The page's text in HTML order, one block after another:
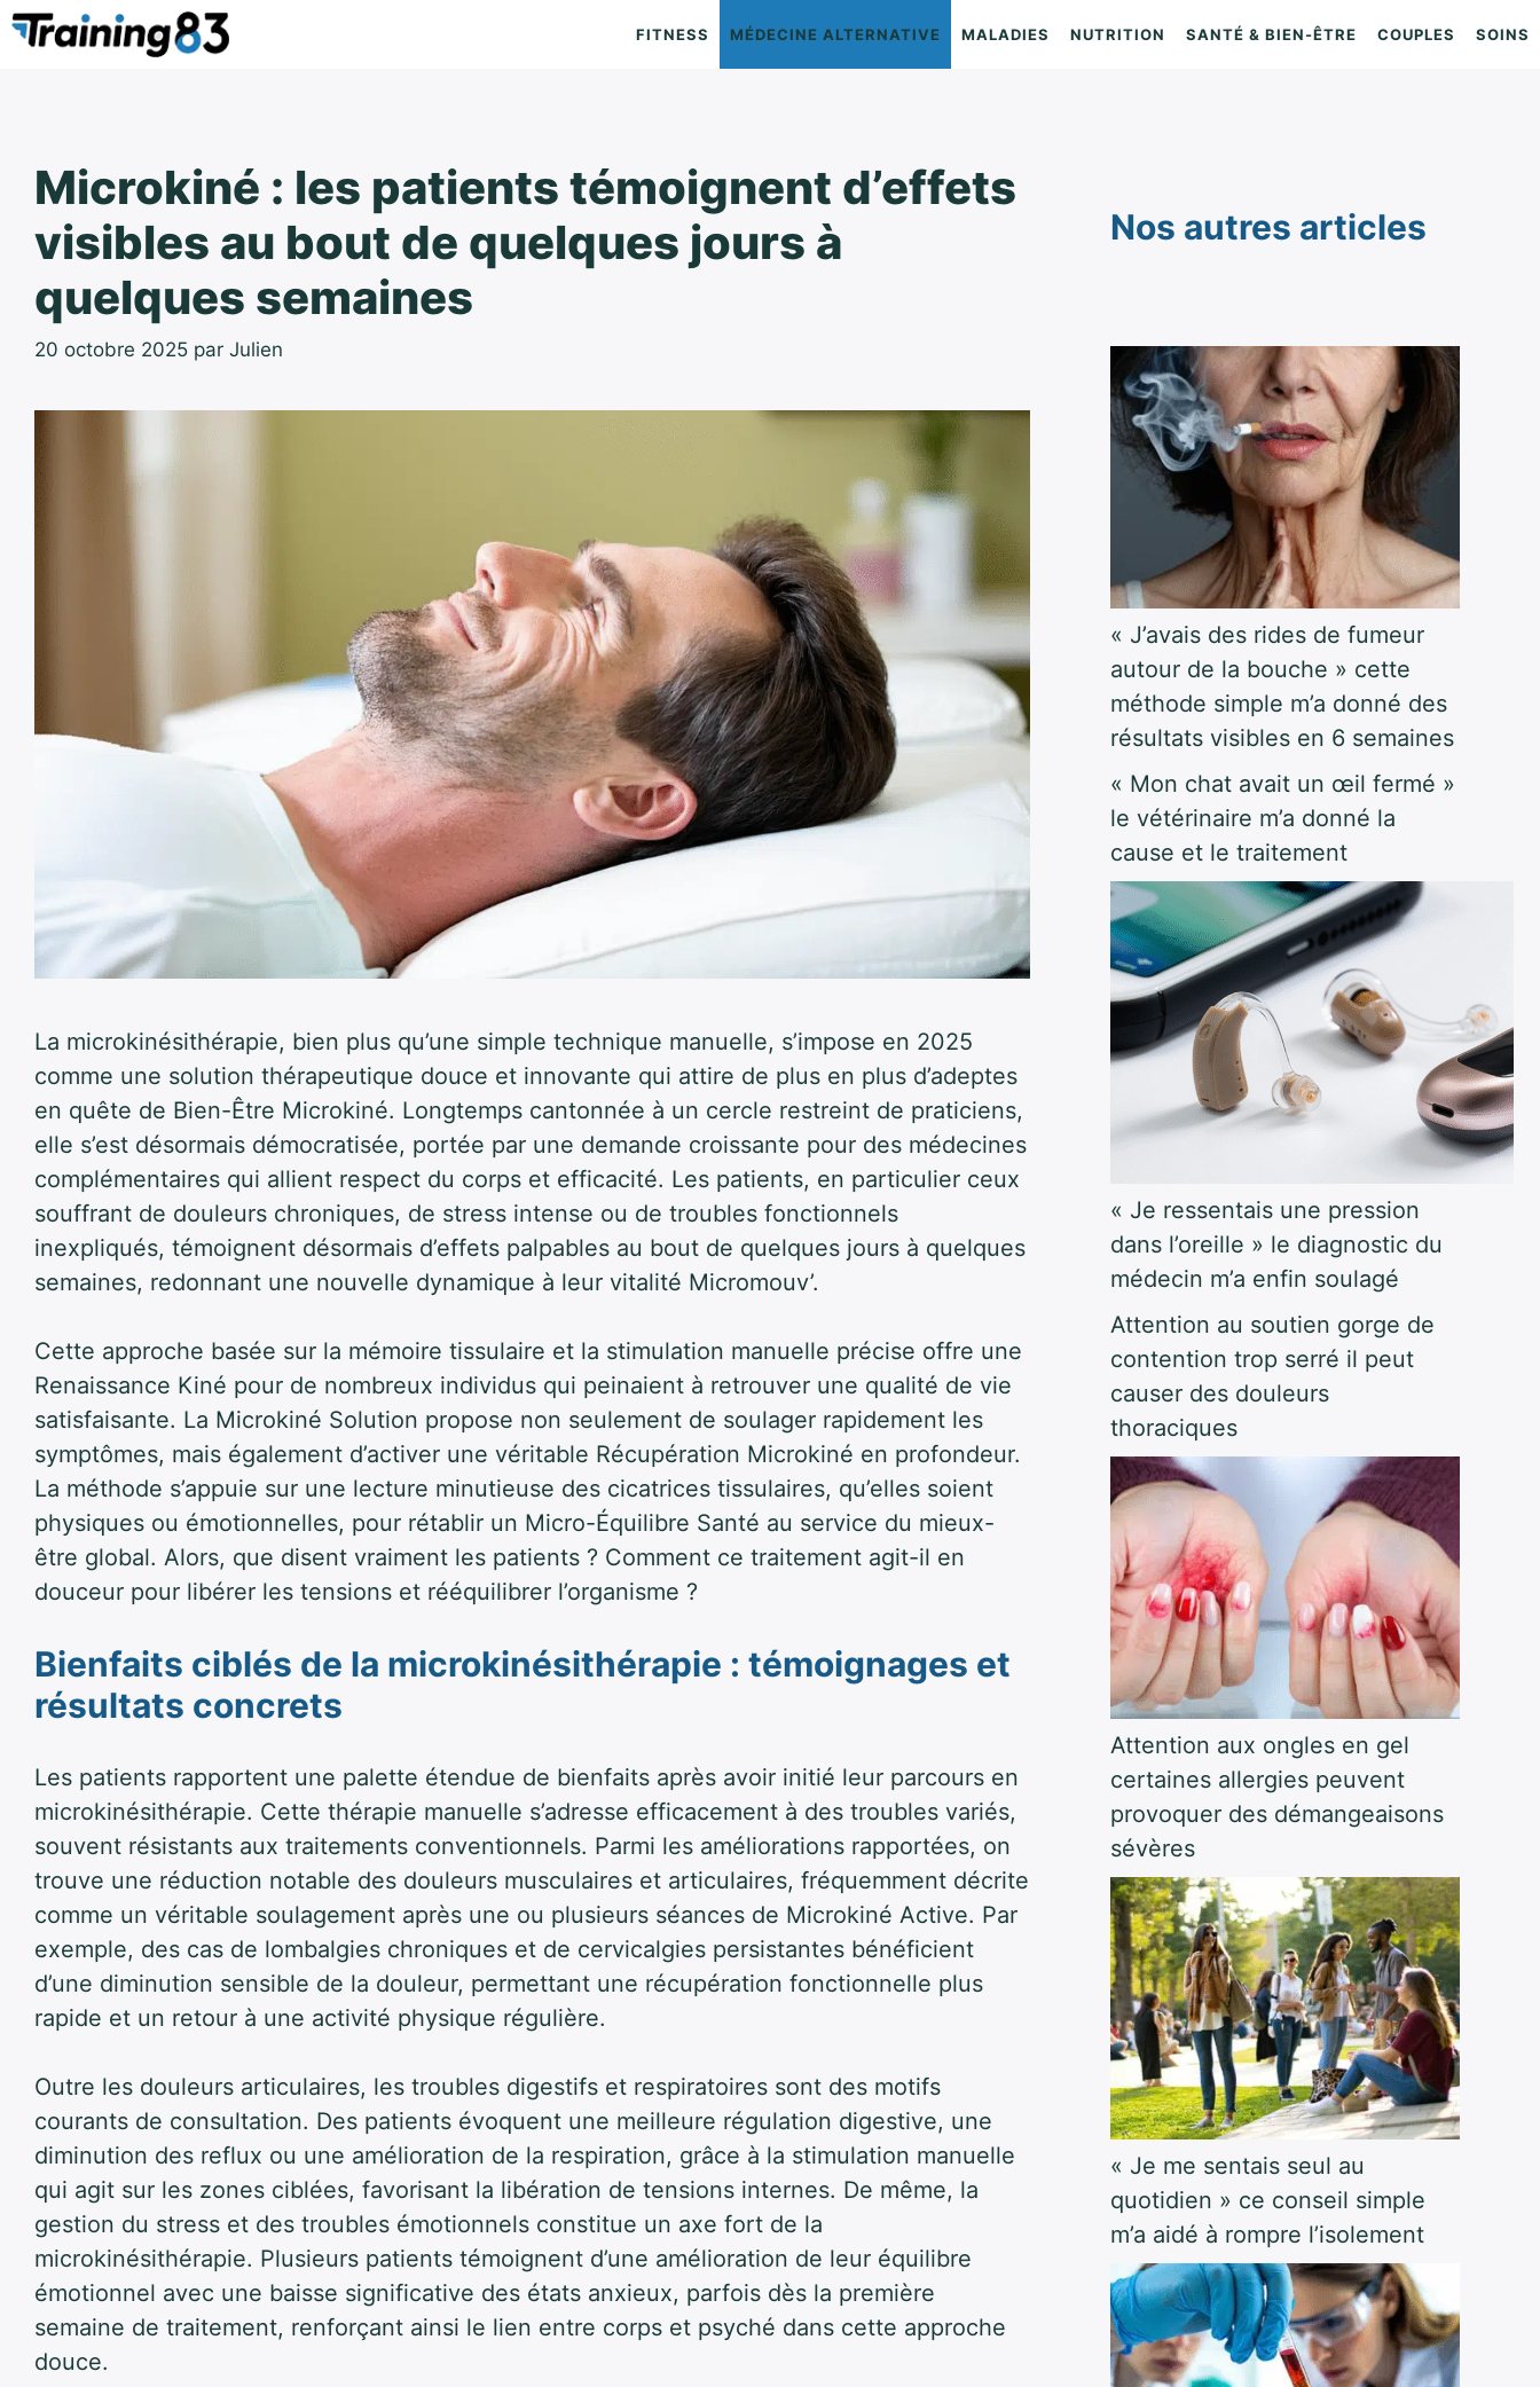
Aller
FITNESS MÉDECINE ALTERNATIVE MALADIES NUTRITION SANTÉ & BIEN-ÊTRE COUPLES SOINS
Microkiné : les patients témoignent d’effets
visibles au bout de quelques jours à
quelques semaines
20 octobre 2025 par Julien
La microkinésithérapie, bien plus qu’une simple technique manuelle, s’impose en 2025
comme une solution thérapeutique douce et innovante qui attire de plus en plus d’adeptes
en quête de Bien-Être Microkiné. Longtemps cantonnée à un cercle restreint de praticiens,
elle s’est désormais démocratisée, portée par une demande croissante pour des médecines
complémentaires qui allient respect du corps et efficacité. Les patients, en particulier ceux
souffrant de douleurs chroniques, de stress intense ou de troubles fonctionnels
inexpliqués, témoignent désormais d’effets palpables au bout de quelques jours à quelques
semaines, redonnant une nouvelle dynamique à leur vitalité Micromouv’.
Cette approche basée sur la mémoire tissulaire et la stimulation manuelle précise offre une
Renaissance Kiné pour de nombreux individus qui peinaient à retrouver une qualité de vie
satisfaisante. La Microkiné Solution propose non seulement de soulager rapidement les
symptômes, mais également d’activer une véritable Récupération Microkiné en profondeur.
La méthode s’appuie sur une lecture minutieuse des cicatrices tissulaires, qu’elles soient
physiques ou émotionnelles, pour rétablir un Micro-Équilibre Santé au service du mieux-
être global. Alors, que disent vraiment les patients ? Comment ce traitement agit-il en
douceur pour libérer les tensions et rééquilibrer l’organisme ?
Bienfaits ciblés de la microkinésithérapie : témoignages et
résultats concrets
Les patients rapportent une palette étendue de bienfaits après avoir initié leur parcours en
microkinésithérapie. Cette thérapie manuelle s’adresse efficacement à des troubles variés,
souvent résistants aux traitements conventionnels. Parmi les améliorations rapportées, on
trouve une réduction notable des douleurs musculaires et articulaires, fréquemment décrite
comme un véritable soulagement après une ou plusieurs séances de Microkiné Active. Par
exemple, des cas de lombalgies chroniques et de cervicalgies persistantes bénéficient
d’une diminution sensible de la douleur, permettant une récupération fonctionnelle plus
rapide et un retour à une activité physique régulière.
Outre les douleurs articulaires, les troubles digestifs et respiratoires sont des motifs
courants de consultation. Des patients évoquent une meilleure régulation digestive, une
diminution des reflux ou une amélioration de la respiration, grâce à la stimulation manuelle
qui agit sur les zones ciblées, favorisant la libération de tensions internes. De même, la
gestion du stress et des troubles émotionnels constitue un axe fort de la
microkinésithérapie. Plusieurs patients témoignent d’une amélioration de leur équilibre
émotionnel avec une baisse significative des états anxieux, parfois dès la première
semaine de traitement, renforçant ainsi le lien entre corps et psyché dans cette approche
douce.
Nos autres articles
« J’avais des rides de fumeur
autour de la bouche » cette
méthode simple m’a donné des
résultats visibles en 6 semaines
« Mon chat avait un œil fermé »
le vétérinaire m’a donné la
cause et le traitement
« Je ressentais une pression
dans l’oreille » le diagnostic du
médecin m’a enfin soulagé
Attention au soutien gorge de
contention trop serré il peut
causer des douleurs
thoraciques
Attention aux ongles en gel
certaines allergies peuvent
provoquer des démangeaisons
sévères
« Je me sentais seul au
quotidien » ce conseil simple
m’a aidé à rompre l’isolement